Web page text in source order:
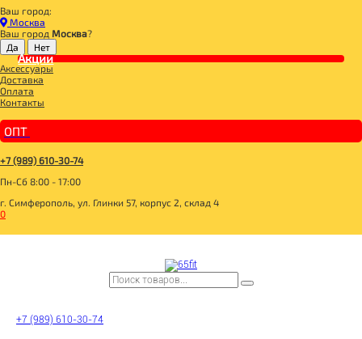
Ваш город:
Москва
Ваш город Москва?
Акции
Аксессуары
Доставка
Оплата
Контакты
ОПТ
+7 (989) 610-30-74
Пн-Сб 8:00 - 17:00
г. Симферополь, ул. Глинки 57, корпус 2, склад 4
0
+7 (989) 610-30-74
Главная
ДЛЯ ЗДОРОВОГО ПИТАНИЯ
СЛАДОСТИ И СНЕКИ
КОЗИНАКИ
ВАСТЭКО Батончики козинаки из полбы с какао 40г